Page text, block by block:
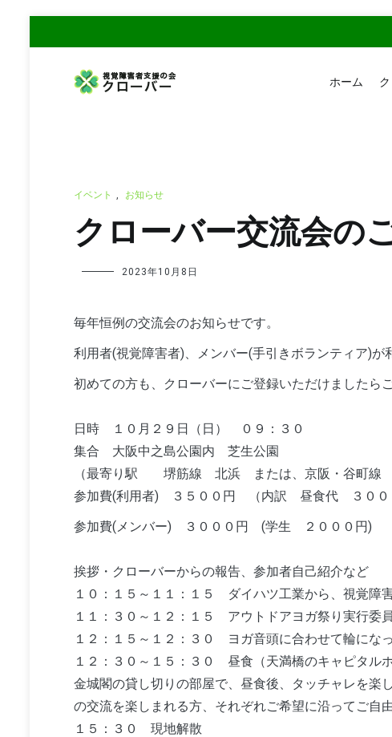
ホーム
イベント , お知らせ
クローバー交流会の
2023年10月8日
毎年恒例の交流会のお知らせです。
利用者(視覚障害者)、メンバー(手引きボランティア)が
初めての方も、クローバーにご登録いただけましたら
日時 １０月２９日（日） ０９：３０
集合 大阪中之島公園内 芝生公園
（最寄り駅 堺筋線 北浜 または、京阪・谷町線
参加費(利用者) ３５００円 （内訳 昼食代 ３００
参加費(メンバー) ３０００円 (学生 ２０００円)
挨拶・クローバーからの報告、参加者自己紹介など
１０：１５～１１：１５ ダイハツ工業から、視覚障
１１：３０～１２：１５ アウトドアヨガ祭り実行委
１２：１５～１２：３０ ヨガ音頭に合わせて輪にな
１２：３０～１５：３０ 昼食（天満橋のキ
金城閣の貸し切りの部屋で、昼食後、タッチャレを楽
の交流を楽しまれる方、それぞれご希望に沿ってご自
１５：３０ 現地解散